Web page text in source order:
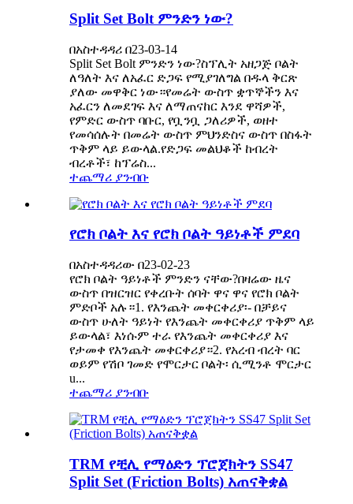
Split Set Bolt ምንድን ነው?
በአስተዳዳሪ በ23-03-14
Split Set Bolt ምንድን ነው?ስፕሊት አዘጋጅ ቦልት
ለዓለት እና ለአፈር ድጋፍ የሚያገለግል በዱላ ቅርጽ
ያለው መዋቅር ነው።የመሬት ውስጥ ቋጥኞችን እና
አፈርን ለመደገፍ እና ለማጠናከር እንደ ዋሻዎች,
የምድር ውስጥ ባቡር, የቧንቧ ጋለሪዎች, ወዘተ
የመሳሰሉት በመሬት ውስጥ ምህንድስና ውስጥ በስፋት
ጥቅም ላይ ይውላል.የድጋፍ መልህቆች ከብረት
ብረቶች፣ ከፕሬስ...
ተጨማሪ ያንብቡ
የሮክ ቦልት እና የሮክ ቦልት ዓይነቶች ምደባ
በአስተዳዳሪው በ23-02-23
የሮክ ቦልት ዓይነቶች ምንድን ናቸው?በዛሬው ዜና
ውስጥ በዝርዝር የቀረቡት ሰባት ዋና ዋና የሮክ ቦልት
ምድቦች አሉ።1. የእንጨት መቀርቀሪያ፡- በቻይና
ውስጥ ሁለት ዓይነት የእንጨት መቀርቀሪያ ጥቅም ላይ
ይውላል፣ እነሱም ተራ የእንጨት መቀርቀሪያ እና
የታመቀ የእንጨት መቀርቀሪያ።2. የአረብ ብረት ባር
ወይም የሽቦ ገመድ የሞርታር ቦልት፡ ሲሚንቶ ሞርታር
u...
ተጨማሪ ያንብቡ
TRM የቺሊ የማዕድን ፕሮጀክትን SS47
Split Set (Friction Bolts) አጠናቅቋል